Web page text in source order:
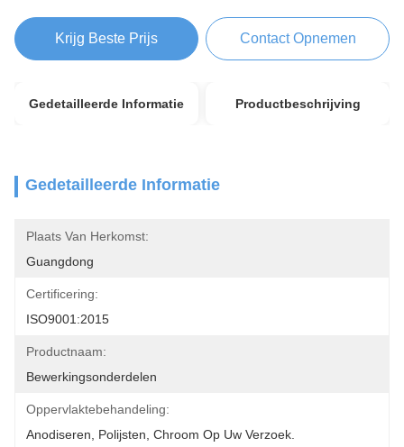
Krijg Beste Prijs Contact Opnemen
Gedetailleerde Informatie Productbeschrijving
Gedetailleerde Informatie
Plaats Van Herkomst:
Guangdong
Certificering:
ISO9001:2015
Productnaam:
Bewerkingsonderdelen
Oppervlaktebehandeling:
Anodiseren, Polijsten, Chroom Op Uw Verzoek.